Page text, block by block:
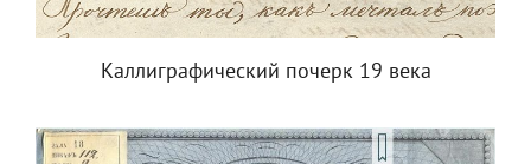
Каллиграфический почерк 19 века